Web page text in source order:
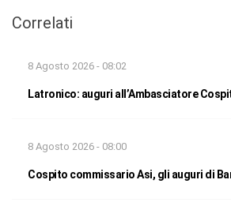
Correlati
8 Agosto 2026 - 08:02
Latronico: auguri all’Ambasciatore
8 Agosto 2026 - 08:00
Cospito commissario Asi, gli auguri di